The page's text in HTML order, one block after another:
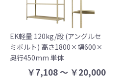
EK軽量 120kg/段 (アングルセ
ミボルト) 高さ1800×幅600×
奥行450mm 単体
￥7,108 ～ ￥20,000